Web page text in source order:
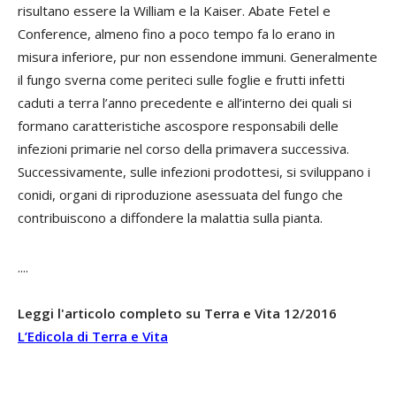
risultano essere la William e la Kaiser. Abate Fetel e
Conference, almeno fino a poco tempo fa lo erano in
misura inferiore, pur non essendone immuni. Generalmente
il fungo sverna come periteci sulle foglie e frutti infetti
caduti a terra l’anno precedente e all’interno dei quali si
formano caratteristiche ascospore responsabili delle
infezioni primarie nel corso della primavera successiva.
Successivamente, sulle infezioni prodottesi, si sviluppano i
conidi, organi di riproduzione asessuata del fungo che
contribuiscono a diffondere la malattia sulla pianta.
....
Leggi l'articolo completo su Terra e Vita 12/2016
L’Edicola di Terra e Vita